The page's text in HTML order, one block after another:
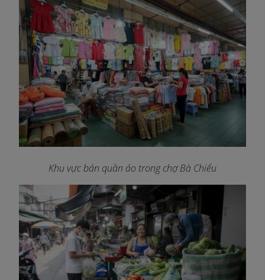
Khu vực bán quần áo trong chợ Bà Chiểu